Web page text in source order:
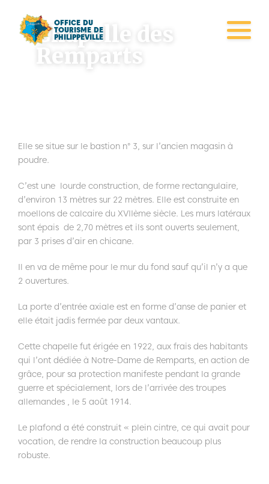
OFFICE DU
TOURISME DE
PHILIPPEVILLE
Chapelle des
Remparts
Elle se situe sur le bastion n° 3, sur l’ancien magasin à
poudre.
C’est une lourde construction, de forme rectangulaire,
d’environ 13 mètres sur 22 mètres. Elle est construite en
moellons de calcaire du XVIIème siècle. Les murs latéraux
sont épais de 2,70 mètres et ils sont ouverts seulement,
par 3 prises d’air en chicane.
Il en va de même pour le mur du fond sauf qu’il n’y a que
2 ouvertures.
La porte d’entrée axiale est en forme d’anse de panier et
elle était jadis fermée par deux vantaux.
Cette chapelle fut érigée en 1922, aux frais des habitants
qui l’ont dédiée à Notre-Dame de Remparts, en action de
grâce, pour sa protection manifeste pendant la grande
guerre et spécialement, lors de l’arrivée des troupes
allemandes , le 5 août 1914.
Le plafond a été construit « plein cintre, ce qui avait pour
vocation, de rendre la construction beaucoup plus
robuste.